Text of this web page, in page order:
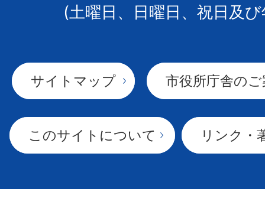
(土曜日、日曜日、祝日及
サイトマップ 市役所庁舎の
このサイトについて リンク・